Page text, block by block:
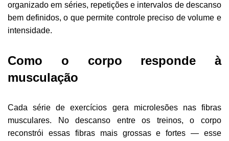
organizado em séries, repetições e intervalos de descanso
bem definidos, o que permite controle preciso de volume e
intensidade.
Como o corpo responde à
musculação
Cada série de exercícios gera microlesões nas fibras
musculares. No descanso entre os treinos, o corpo
reconstrói essas fibras mais grossas e fortes — esse